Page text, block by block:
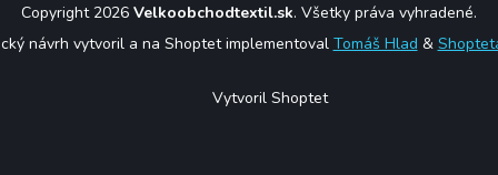
Copyright 2026 Velkoobchodtextil.sk. Všetky práva vyhradené.
návrh vytvoril a na Shoptet implementoval Tomáš Hlad &
Vytvoril Shoptet